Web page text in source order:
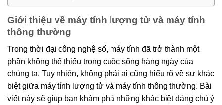
Giới thiệu về máy tính lượng tử và máy tính
thông thường
Trong thời đại công nghệ số, máy tính đã trở thành một
phần không thể thiếu trong cuộc sống hàng ngày của
chúng ta. Tuy nhiên, không phải ai cũng hiểu rõ về sự khác
biệt giữa máy tính lượng tử và máy tính thông thường. Bài
viết này sẽ giúp bạn khám phá những khác biệt đáng chú ý